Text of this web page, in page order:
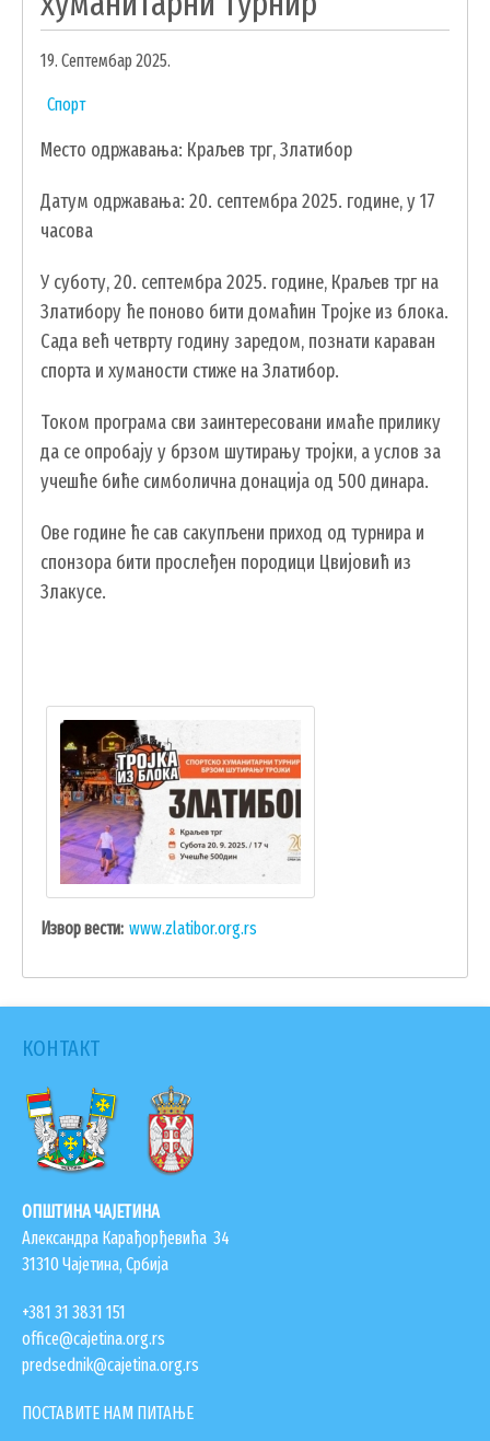
УДРУЖЕЊА И НВО
ЛОКАЛНА САМОУПРАВА
ПРЕДСЕДНИК
ОПШТИНСКО ВЕЋЕ
ОПШТИНСКА УПРАВА
МЕСНЕ ЗАЈЕДНИЦЕ
ЈАВНА ПРЕДУЗЕЋА
КОМУНАЛНА МИЛИЦИЈА ОПШТИНЕ
ЧАЈЕТИНА
ИНТЕРНА РЕВИЗИЈА
УСЛУГЕ
ПОРТАЛ Е-УПРАВА
ВОДИЧ КРОЗ ЛОКАЛНУ УПРАВУ
ПИСАРНИЦА
ВИРТУЕЛНИ МАТИЧАР
КОНКУРСИ, ПОЗИВИ, ОБАВЕШТЕЊА
ГИС ЧАЈЕТИНА
ПОСТАВИТЕ НАМ ПИТАЊЕ
ДОКУМЕНТА
19. Септембар 2025.
Спорт
Место одржавања: Краљев трг, Златибор
Датум одржавања: 20. септембра 2025. године, у 17
часова
У суботу, 20. септембра 2025. године, Краљев трг на
Златибору ће поново бити домаћин Тројке из блока.
Сада већ четврту годину заредом, познати караван
спорта и хуманости стиже на Златибор.
Током програма сви заинтересовани имаће прилику
да се опробају у брзом шутирању тројки, а услов за
учешће биће симболична донација од 500 динара.
Ове године ће сав сакупљени приход од турнира и
спонзора бити прослеђен породици Цвијовић из
Злакусе.
Извор вести www.zlatibor.org.rs
КОНТАКТ
ОПШТИНА ЧАЈЕТИНА
Александра Карађорђевића 34
31310 Чајетина, Србија
+381 31 3831 151
office@cajetina.org.rs
predsednik@cajetina.org.rs
ПОСТАВИТЕ НАМ ПИТАЊЕ